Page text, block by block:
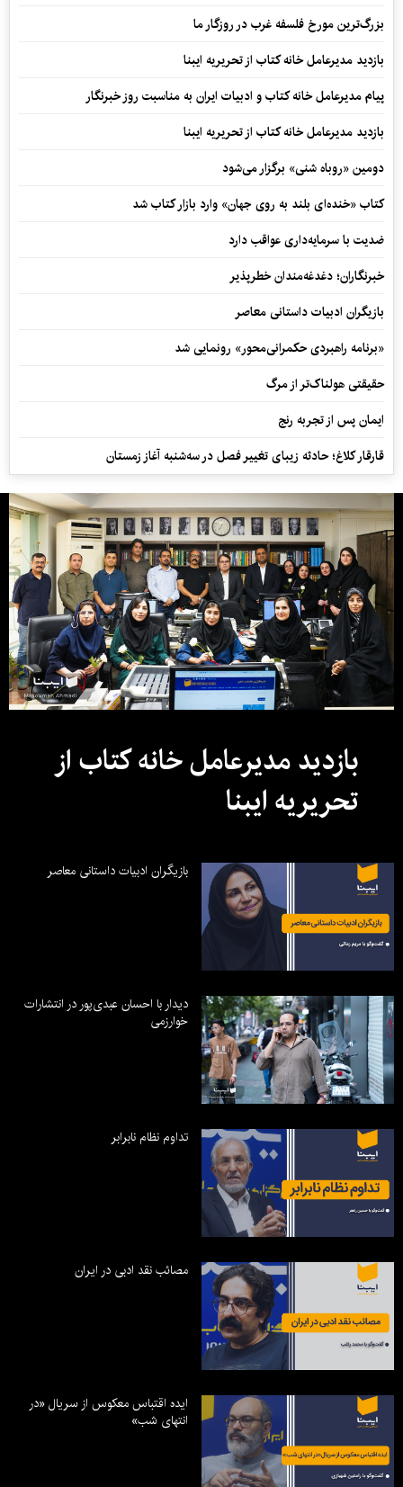
بزرگ‌ترین مورخ فلسفه غرب در روزگار ما
بازدید مدیرعامل خانه کتاب از تحریریه ایبنا
پیام مدیرعامل خانه کتاب و ادبیات ایران به مناسبت روز خبرنگار
بازدید مدیرعامل خانه کتاب از تحریریه ایبنا
دومین «روباه شنی» برگزار می‌شود
کتاب «خنده‌ای بلند به روی جهان» وارد بازار کتاب شد
ضدیت با سرمایه‌داری عواقب دارد
خبرنگاران؛ دغدغه‌مندان خطرپذیر
بازیگران ادبیات داستانی معاصر
«برنامه راهبردی حکمرانی‌محور» رونمایی شد
حقیقتی هولناک‌تر از مرگ
ایمان پس از تجربه رنج
قارقار کلاغ؛ حادثه زیبای تغییر فصل در سه‌شنبه آغاز زمستان
بازدید مدیرعامل خانه کتاب از
تحریریه ایبنا
بازیگران ادبیات داستانی معاصر
دیدار با احسان عبدی‌پور در انتشارات
خوارزمی
تداوم نظام نابرابر
مصائب نقد ادبی در ایران
ایده اقتباس معکوس از سریال «در
انتهای شب»